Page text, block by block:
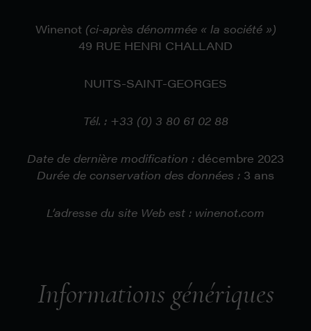
Winenot (ci-après dénommée « la société »)
49 RUE HENRI CHALLAND
NUITS-SAINT-GEORGES
Tél. :+33 (0) 3 80 61 02 88
Date de dernière modification : décembre 2023
Durée de conservation des données : 3 ans
L’adresse du site Web est : winenot.com
Informations génériques